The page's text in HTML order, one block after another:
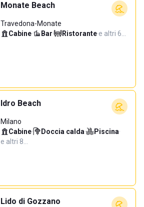
Monate Beach
Travedona-Monate
Cabine· Bar· Ristorante·e altri 6…
Idro Beach
Milano
Cabine· Doccia calda· Piscina·
e altri 8…
Lido di Gozzano